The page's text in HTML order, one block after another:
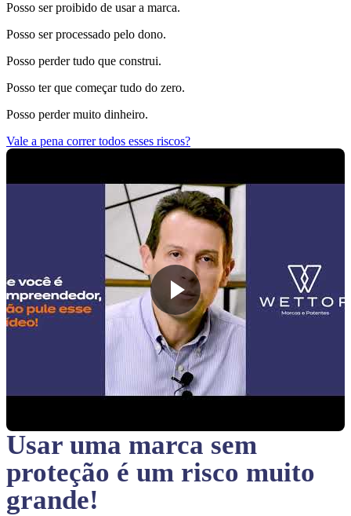
Posso ser proibido de usar a marca.
Posso ser processado pelo dono.
Posso perder tudo que construi.
Posso ter que começar tudo do zero.
Posso perder muito dinheiro.
Vale a pena correr todos esses riscos?
Usar uma marca sem
proteção é um risco muito
grande!